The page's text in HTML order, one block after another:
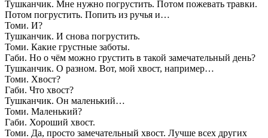
Тушканчик. Мне нужно погрустить. Потом пожевать травки.
Потом погрустить. Попить из ручья и…
Томи. И?
Тушканчик. И снова погрустить.
Томи. Какие грустные заботы.
Габи. Но о чём можно грустить в такой замечательный день?
Тушканчик. О разном. Вот, мой хвост, например…
Томи. Хвост?
Габи. Что хвост?
Тушканчик. Он маленький…
Томи. Маленький?
Габи. Хороший хвост.
Томи. Да, просто замечательный хвост. Лучше всех других